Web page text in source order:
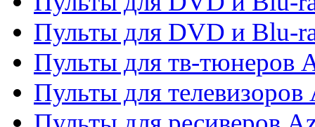
Пульты для DVD и Blu-
Пульты для тв-тюнеров
Пульты для телевизоров